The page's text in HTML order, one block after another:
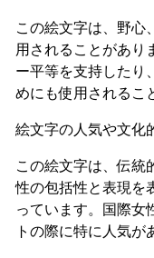
この絵文字は、野心
用されることがあり
ー平等を支持したり
めにも使用されるこ
絵文字の人気や文化
この絵文字は、伝統
性の包括性と表現を
っています。国際女
トの際に特に人気が